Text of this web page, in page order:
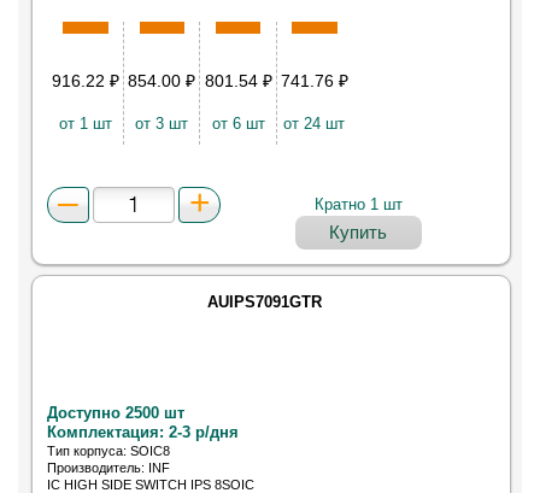
916.22 ₽
от 1 шт
854.00₽
от 3 шт
801.54 ₽
от 6 шт
741.76 ₽
от 24 шт
Кратно 1 шт
Купить
AUIPS7091GTR
Доступно 2500 шт
Комплектация: 2-3 р/дня
Тип корпуса: SOIC8
Производитель: INF
IC HIGH SIDE SWITCH IPS 8SOIC